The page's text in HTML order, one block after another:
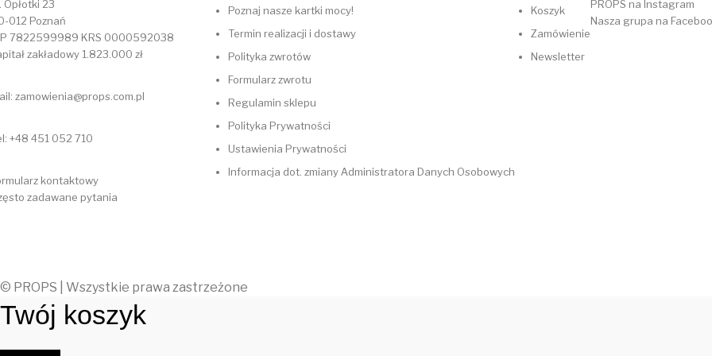
Opłotki 23
012 Poznań
7822599989 KRS 0000592038
zakładowy 1.823.000 zł
zamowienia@props.com.pl
+48 451 052 710
kontaktowy
zadawane pytania
Poznaj nasze kartki mocy!
Termin realizacji i dostawy
Polityka zwrotów
Formularz zwrotu
Regulamin sklepu
Polityka Prywatności
Ustawienia Prywatności
Informacja dot. zmiany Administratora Danych Osobowych
Koszyk
Zamówienie
Newsletter
PROPS na Instagram
Nasza grupa na
© PROPS | Wszystkie prawa zastrzeżone
Twój koszyk